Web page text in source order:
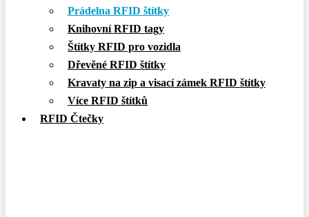
Prádelna RFID štítky
Knihovní RFID tagy
Štítky RFID pro vozidla
Dřevěné RFID štítky
Kravaty na zip a visací zámek RFID štítky
Více RFID štítků
RFID Čtečky